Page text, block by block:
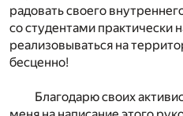
радовать своего
со студентами практически
реализовываться на
бесценно!
Благодарю своих